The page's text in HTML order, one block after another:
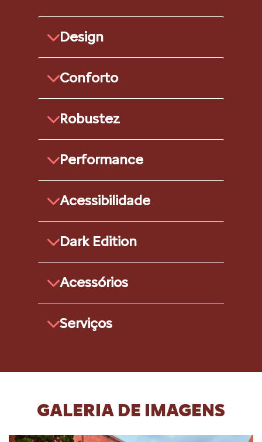
Design
Conforto
Robustez
Performance
Acessibilidade
Dark Edition
Acessórios
Serviços
GALERIA DE IMAGENS